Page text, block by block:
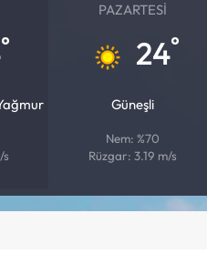
°
s
PAZARTESI
24°
Güneşli
Nem: %70
Rüzgar: 3.19 m/s